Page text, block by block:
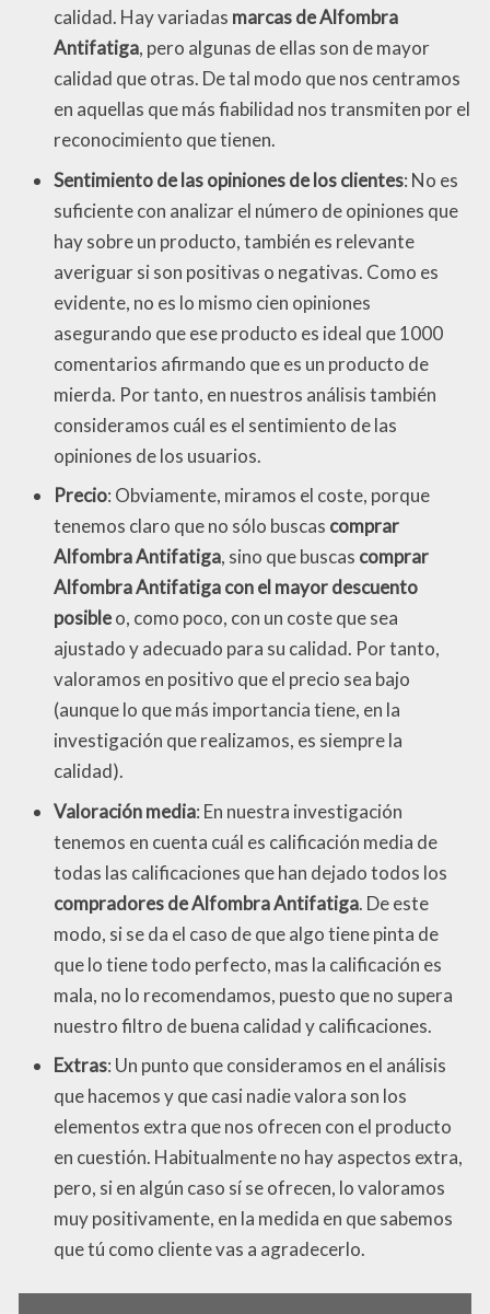
calidad. Hay variadas marcas de Alfombra
Antifatiga, pero algunas de ellas son de mayor
calidad que otras. De tal modo que nos centramos
en aquellas que más fiabilidad nos transmiten por el
reconocimiento que tienen.
Sentimiento de las opiniones de los clientes: No es
suficiente con analizar el número de opiniones que
hay sobre un producto, también es relevante
averiguar si son positivas o negativas. Como es
evidente, no es lo mismo cien opiniones
asegurando que ese producto es ideal que 1000
comentarios afirmando que es un producto de
mierda. Por tanto, en nuestros análisis también
consideramos cuál es el sentimiento de las
opiniones de los usuarios.
Precio: Obviamente, miramos el coste, porque
tenemos claro que no sólo buscas comprar
Alfombra Antifatiga, sino que buscas comprar
Alfombra Antifatiga con el mayor descuento
posibleo, como poco, con un coste que sea
ajustado y adecuado para su calidad. Por tanto,
valoramos en positivo que el precio sea bajo
(aunque lo que más importancia tiene, en la
investigación que realizamos, es siempre la
calidad).
Valoración media: En nuestra investigación
tenemos en cuenta cuál es calificación media de
todas las calificaciones que han dejado todos los
compradores de Alfombra Antifatiga. De este
modo, si se da el caso de que algo tiene pinta de
que lo tiene todo perfecto, mas la calificación es
mala, no lo recomendamos, puesto que no supera
nuestro filtro de buena calidad y calificaciones.
Extras: Un punto que consideramos en el análisis
que hacemos y que casi nadie valora son los
elementos extra que nos ofrecen con el producto
en cuestión. Habitualmente no hay aspectos extra,
pero, si en algún caso sí se ofrecen, lo valoramos
muy positivamente, en la medida en que sabemos
que tú como cliente vas a agradecerlo.